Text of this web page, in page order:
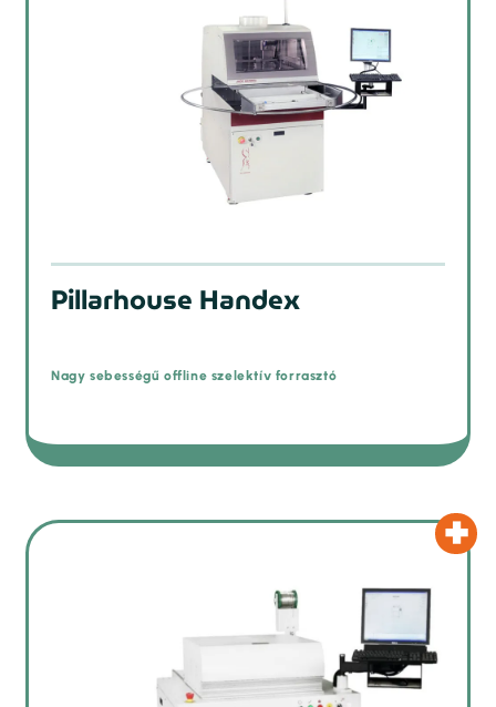
Pillarhouse Handex
Nagy sebességű offline szelektív forrasztó